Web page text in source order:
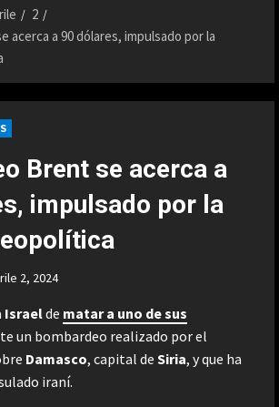
2
acerca a 90 dólares, impulsado por la
Brent se acerca a
impulsado por la
2, 2024
Israelde matar a uno de sus
un bombardeo realizado por el
Damasco, capital de Siria, y que ha
iraní.